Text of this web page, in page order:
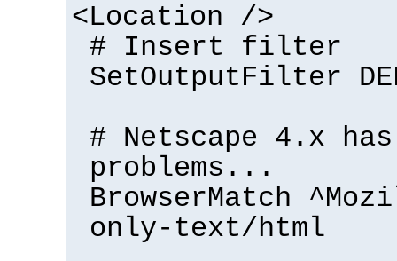
<Location />
# Insert filter
SetOutputFilter
# Netscape 4.x has
problems...
BrowserMatch
only-text/html